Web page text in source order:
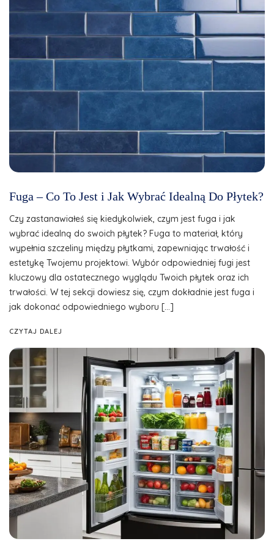
Fuga – Co To Jest i Jak Wybrać Idealną Do Płytek?
Czy zastanawiałeś się kiedykolwiek, czym jest fuga i jak
wybrać idealną do swoich płytek? Fuga to materiał, który
wypełnia szczeliny między płytkami, zapewniając trwałość i
estetykę Twojemu projektowi. Wybór odpowiedniej fugi jest
kluczowy dla ostatecznego wyglądu Twoich płytek oraz ich
trwałości. W tej sekcji dowiesz się, czym dokładnie jest fuga i
jak dokonać odpowiedniego wyboru […]
CZYTAJ DALEJ